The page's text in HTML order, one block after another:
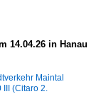
14.04.26 in Hanau
Maintal
III (Citaro 2.